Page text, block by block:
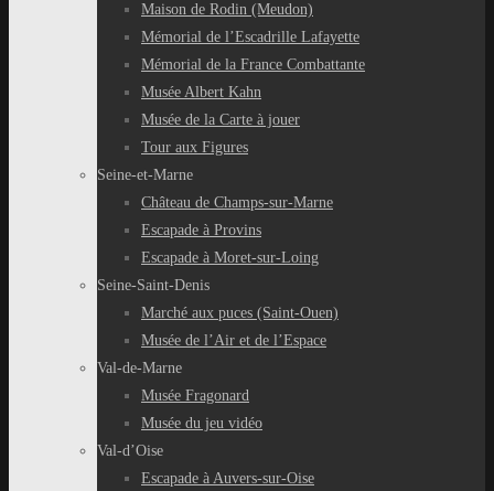
Maison de Rodin (Meudon)
Mémorial de l’Escadrille Lafayette
Mémorial de la France Combattante
Musée Albert Kahn
Musée de la Carte à jouer
Tour aux Figures
Seine-et-Marne
Château de Champs-sur-Marne
Escapade à Provins
Escapade à Moret-sur-Loing
Seine-Saint-Denis
Marché aux puces (Saint-Ouen)
Musée de l’Air et de l’Espace
Val-de-Marne
Musée Fragonard
Musée du jeu vidéo
Val-d’Oise
Escapade à Auvers-sur-Oise